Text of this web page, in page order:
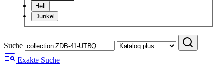
Hell
Dunkel
Suche
Exakte Suche